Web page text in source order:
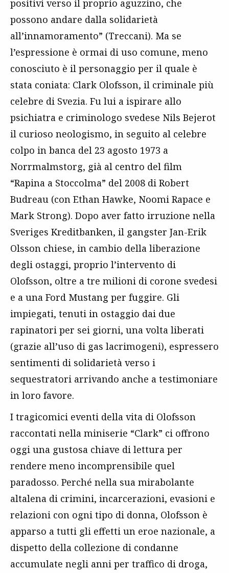
positivi verso il proprio aguzzino, che
possono andare dalla solidarietà
all’innamoramento” (Treccani). Ma se
l’espressione è ormai di uso comune, meno
conosciuto è il personaggio per il quale è
stata coniata: Clark Olofsson, il criminale più
celebre di Svezia. Fu lui a ispirare allo
psichiatra e criminologo svedese Nils Bejerot
il curioso neologismo, in seguito al celebre
colpo in banca del 23 agosto 1973 a
Norrmalmstorg, già al centro del film
“Rapina a Stoccolma” del 2008 di Robert
Budreau (con Ethan Hawke, Noomi Rapace e
Mark Strong). Dopo aver fatto irruzione nella
Sveriges Kreditbanken, il gangster Jan-Erik
Olsson chiese, in cambio della liberazione
degli ostaggi, proprio l’intervento di
Olofsson, oltre a tre milioni di corone svedesi
e a una Ford Mustang per fuggire. Gli
impiegati, tenuti in ostaggio dai due
rapinatori per sei giorni, una volta liberati
(grazie all’uso di gas lacrimogeni), espressero
sentimenti di solidarietà verso i
sequestratori arrivando anche a testimoniare
in loro favore.
I tragicomici eventi della vita di Olofsson
raccontati nella miniserie “Clark” ci offrono
oggi una gustosa chiave di lettura per
rendere meno incomprensibile quel
paradosso. Perché nella sua mirabolante
altalena di crimini, incarcerazioni, evasioni e
relazioni con ogni tipo di donna, Olofsson è
apparso a tutti gli effetti un eroe nazionale, a
dispetto della collezione di condanne
accumulate negli anni per traffico di droga,